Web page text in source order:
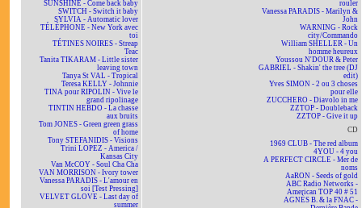
SUNSHINE - Come back baby
SWITCH - Switch it baby
SYLVIA - Automatic lover
TÉLÉPHONE - New York avec
toi
TÉTINES NOIRES - Streap
Teac
Tanita TIKARAM - Little sister
leaving town
Tanya St VAL - Tropical
Teresa KELLY - Johnnie
TINA pour RIPOLIN - Vive le
grand ripolinage
TINTIN HEBDO - La chasse
aux bruits
Tom JONES - Green green grass
of home
Tony STEFANIDIS - Visions
Trini LOPEZ - America /
Kansas City
Van McCOY - Soul Cha Cha
VAN MORRISON - Ivory tower
Vanessa PARADIS - L'amour en
soi [Test Pressing]
VELVET GLOVE - Last day of
summer
rouler
Vanessa PARADIS - Marilyn &
John
WARNING - Rock
city/Commando
William SHELLER - Un
homme heureux
Youssou N'DOUR & Peter
GABRIEL - Shakin' the tree (DJ
edit)
Yves SIMON - 2 ou 3 choses
pour elle
ZUCCHERO - Diavolo in me
ZZTOP - Doubleback
ZZTOP - Give it up
CD
1969 CLUB - The red album
4YOU - 4 you
A PERFECT CIRCLE - Mer de
noms
AaRON - Seeds of gold
ABC Radio Networks -
American TOP 40 # 51
AGNÈS B. & la FNAC -